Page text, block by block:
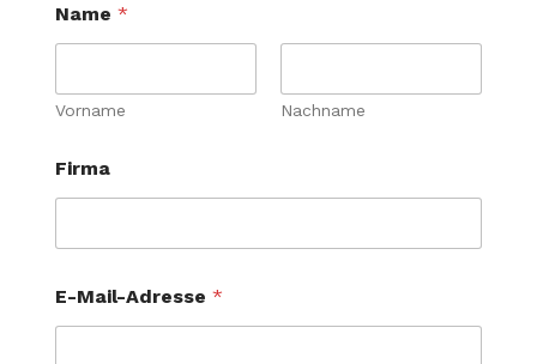
i
t
e
U
o
r
m
Name *
Vorname Nachname
Firma
E-Mail-Adresse *